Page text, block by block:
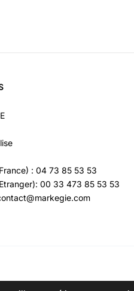
: 04 73 85 53 53
00 33 473 85 53 53